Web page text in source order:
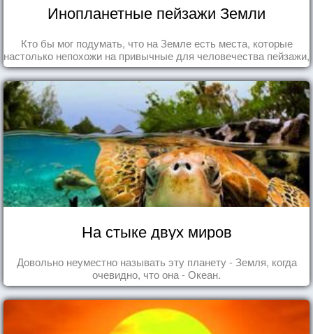
Инопланетные пейзажи Земли
Кто бы мог подумать, что на Земле есть места, которые
настолько непохожи на привычные для человечества пейзажи,
что кажутся и вовсе инопланетными!
На стыке двух миров
Довольно неуместно называть эту планету - Земля, когда
очевидно, что она - Океан.